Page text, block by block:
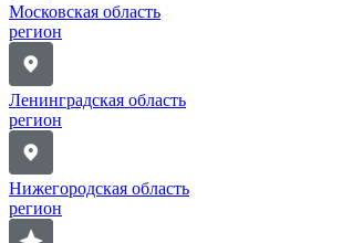
Московская область
регион
Ленинградская область
регион
Нижегородская область
регион